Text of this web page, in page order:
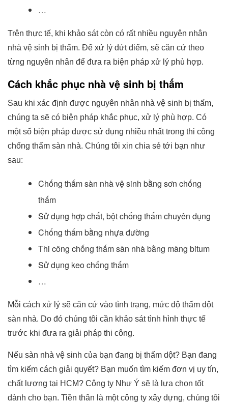
…
Trên thực tế, khi khảo sát còn có rất nhiều nguyên nhân
nhà vệ sinh bị thấm. Để xử lý dứt điểm, sẽ căn cứ theo
từng nguyên nhân để đưa ra biện pháp xử lý phù hợp.
Cách khắc phục nhà vệ sinh bị thấm
Sau khi xác định được nguyên nhân nhà vệ sinh bị thấm,
chúng ta sẽ có biện pháp khắc phục, xử lý phù hợp. Có
một số biện pháp được sử dụng nhiều nhất trong thi công
chống thấm sàn nhà. Chúng tôi xin chia sẻ tới bạn như
sau:
Chống thấm sàn nhà vệ sinh bằng sơn chống
thấm
Sử dụng hợp chất, bột chống thấm chuyên dụng
Chống thấm bằng nhựa đường
Thi công chống thấm sàn nhà bằng màng bitum
Sử dụng keo chống thấm
…
Mỗi cách xử lý sẽ căn cứ vào tình trạng, mức độ thấm dột
sàn nhà. Do đó chúng tôi cần khảo sát tình hình thực tế
trước khi đưa ra giải pháp thi công.
Nếu sàn nhà vệ sinh của bạn đang bị thấm dột? Bạn đang
tìm kiếm cách giải quyết? Bạn muốn tìm kiếm đơn vị uy tín,
chất lượng tại HCM? Công ty Như Ý sẽ là lựa chọn tốt
dành cho bạn. Tiền thân là một công ty xây dựng, chúng tôi